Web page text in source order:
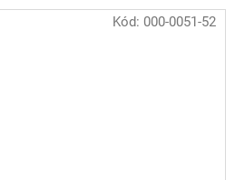
Kód: 000-0051-52